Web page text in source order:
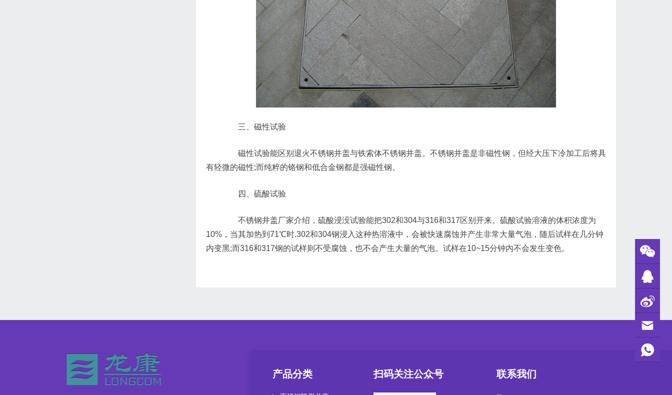
三、磁性试验
磁性试验能区别退火不锈钢井盖与铁索体不锈钢井盖。不锈钢井盖是非磁性钢，但经大压下冷加工后将具
有轻微的磁性;而纯粹的铬钢和低合金钢都是强磁性钢。
四、硫酸试验
不锈钢井盖厂家介绍，硫酸浸没试验能把302和304与316和317区别开来。硫酸试验溶液的体积浓度为
10%，当其加热到71℃时.302和304钢浸入这种热溶液中，会被快速腐蚀并产生非常大量气泡，随后试样在几分钟
内变黑;而316和317钢的试样则不受腐蚀，也不会产生大量的气泡。试样在10~15分钟内不会发生变色。
产品分类 扫码关注公众号 联系我们